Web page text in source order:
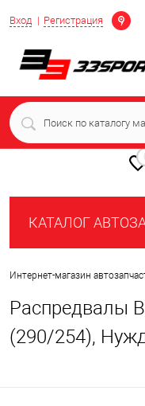
Вход Регистрация
Определение
КАТАЛОГ
Интернет-магазин
Распредвалы
(290/254),